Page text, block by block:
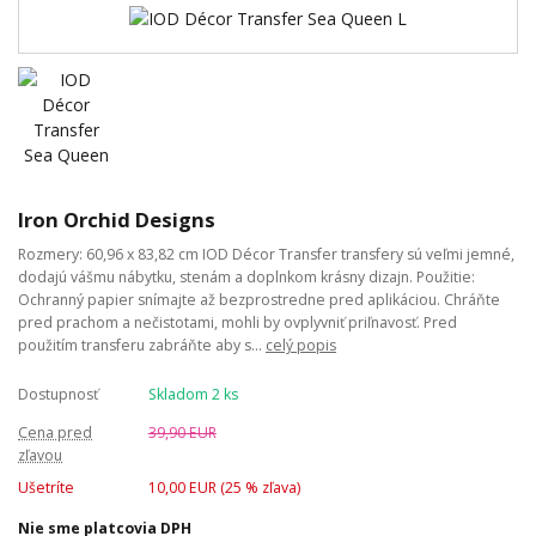
Iron Orchid Designs
Rozmery: 60,96 x 83,82 cm IOD Décor Transfer transfery sú veľmi jemné,
dodajú vášmu nábytku, stenám a doplnkom krásny dizajn. Použitie:
Ochranný papier snímajte až bezprostredne pred aplikáciou. Chráňte
pred prachom a nečistotami, mohli by ovplyvniť priľnavosť. Pred
použitím transferu zabráňte aby s... celý popis
Dostupnosť
Skladom 2 ks
Cena pred
zľavou
39,90 EUR
Ušetríte 10,00 EUR (25 % zľava)
Nie sme platcovia DPH